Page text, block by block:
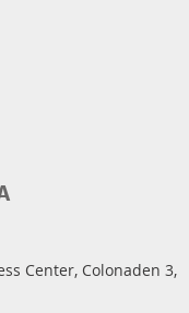
Center, Colonaden 3,